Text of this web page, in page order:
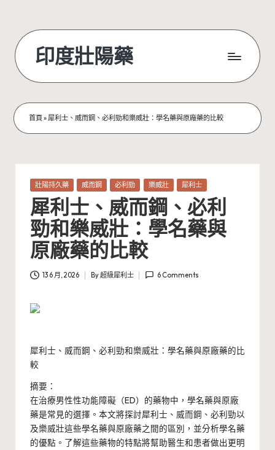
content
印度壯陽藥
首頁»犀利士、威而鋼、必利勁和樂威壯：學名藥與原廠藥的比較
Posted
in
壯陽持久藥 威而鋼 必利勁 樂威壯 犀利士
犀利士、威而鋼、必利
勁和樂威壯：學名藥與
原廠藥的比較
13 6 月, 2026
Posted
By超級犀利士 6 Comments
犀利士、威而鋼、必利勁和樂威壯：學名藥與原廠藥的比
較
摘要：
在治療男性性功能障礙（ED）的藥物中，學名藥與原廠
藥是常見的選擇。本文將探討犀利士、威而鋼、必利勁以
及樂威壯這些學名藥與原廠藥之間的區別，並分析學名藥
的優點。了解這些藥物的特點將幫助醫生和患者做出更明